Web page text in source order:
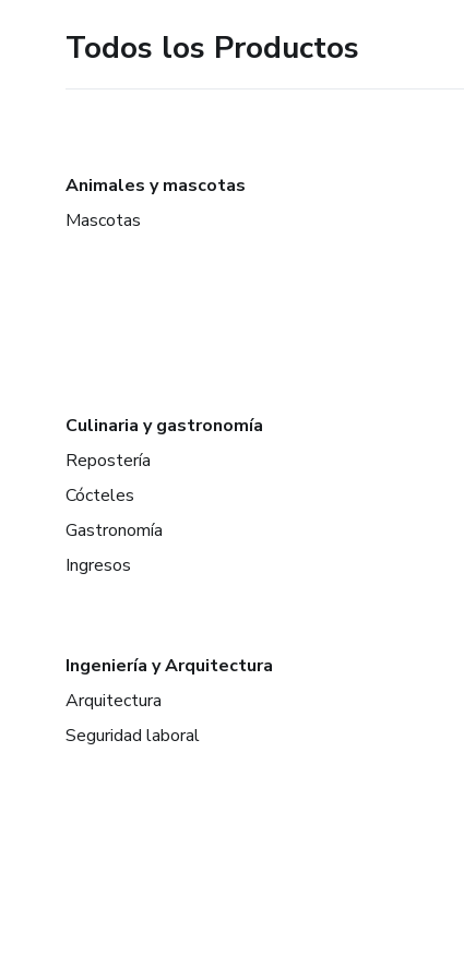
Todos los Productos
Animales y mascotas
Mascotas
Culinaria y gastronomía
Repostería
Cócteles
Gastronomía
Ingresos
Ingeniería y Arquitectura
Arquitectura
Seguridad laboral